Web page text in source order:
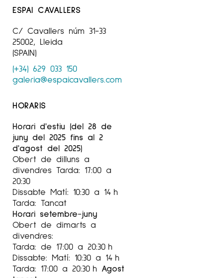
ESPAI CAVALLERS
C/ Cavallers núm 31-33
25002, Lleida
(SPAIN)
(+34) 629 033 150
galeria@espaicavallers.com
HORARIS
Horari d'estiu (del 28 de
juny del 2025 fins al 2
d'agost del 2025)
Obert de dilluns a
divendres Tarda: 17:00 a
20:30
Dissabte Matí: 10:30 a 14 h
Tarda: Tancat
Horari setembre-juny
Obert de dimarts a
divendres:
Tarda: de 17:00 a 20:30 h
Dissabte: Matí: 10:30 a 14 h
Tarda: 17:00 a 20:30 h Agost